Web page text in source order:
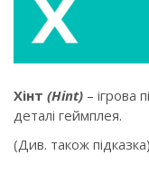
Хінт (Hint) – ігрова
деталі геймплея.
(Див. також підказка)